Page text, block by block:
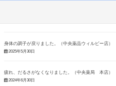
身体の調子が戻りました。（中央薬品ウィルビー店）
2025年5月30日
疲れ、だるさがなくなりました。（中央薬局 本店）
2024年6月30日